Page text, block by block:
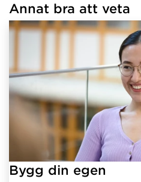
hämtat länkar.
Annat bra att veta
Bygg din egen